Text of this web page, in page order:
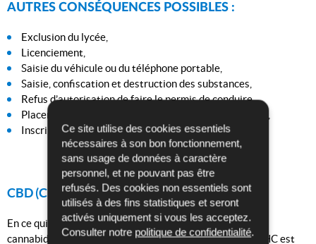
Ce site utilise des cookies essentiels
nécessaires à son bon fonctionnement,
sans usage de données à caractère
personnel, et ne pouvant pas être
refusés. Des cookies non essentiels sont
utilisés à des fins statistiques et seront
activés uniquement si vous les acceptez.
Consulter notre politique de confidentialité.
AUTRES CONSÉQUENCES POSSIBLES :
Exclusion du lycée,
Licenciement,
Saisie du véhicule ou du téléphone portable,
Saisie, confiscation et destruction des substances,
Refus d’autorisation de faire le permis de conduire,
Placement dans un foyer ou centre de désintoxication,
Inscription au casier judiciaire.
CBD (Cannabidiol)
En ce qui concerne les différents produits contenant du
cannabidiol (CBD), uniquement ceux dont la teneur de THC est